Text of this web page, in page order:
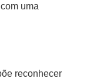
uma
reconhecer